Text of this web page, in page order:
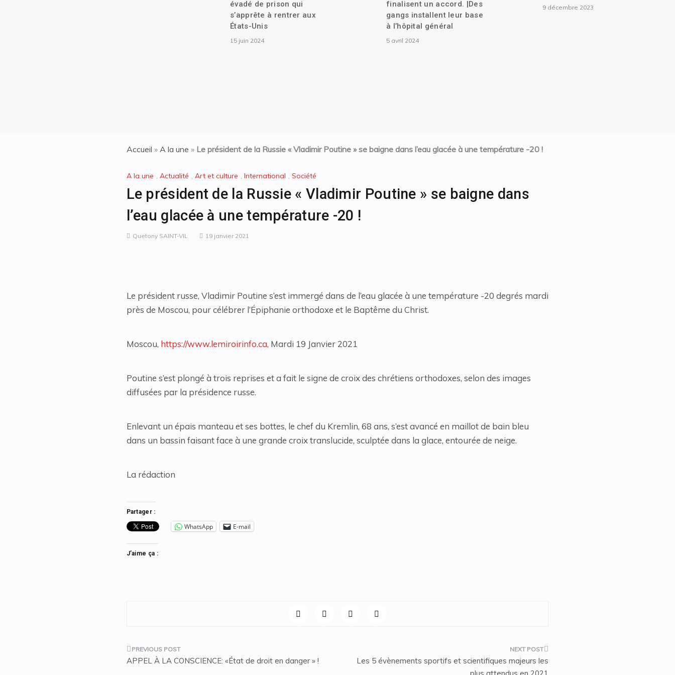
finalisent un accord. |Des
gangs installent leur base
à l’hôpital général
5 avril 2024
9 décembre 2023
et plusieurs autres anciens
Accueil » A la une » Le président de la Russie « Vladimir Poutine » se baigne dans l’eau glacée à une température -20 !
A la une , Actualité , Art et culture , International , Société
Le président de la Russie « Vladimir Poutine » se baigne dans
l’eau glacée à une température -20 !
Quetony SAINT-VIL 19 janvier 2021
Le président russe, Vladimir Poutine s’est immergé dans de l’eau glacée à une température -20 degrés mardi
près de Moscou, pour célébrer l’Épiphanie orthodoxe et le Baptême du Christ.
Moscou, https://www.lemiroirinfo.ca, Mardi 19 Janvier 2021
Poutine s’est plongé à trois reprises et a fait le signe de croix des chrétiens orthodoxes, selon des images
diffusées par la présidence russe.
Enlevant un épais manteau et ses bottes, le chef du Kremlin, 68 ans, s’est avancé en maillot de bain bleu
dans un bassin faisant face à une grande croix translucide, sculptée dans la glace, entourée de neige.
La rédaction
Partager :
WhatsApp E-mail
J’aime ça :
Navigation
APPEL À LA CONSCIENCE: «État de droit en danger » !
Les 5 évènements sportifs et scientifiques majeurs les